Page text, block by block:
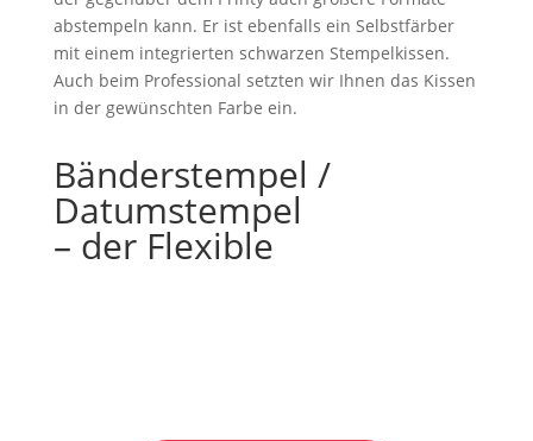
abstempeln kann. Er ist ebenfalls ein Selbstfärber
mit einem integrierten schwarzen Stempelkissen.
Auch beim Professional setzten wir Ihnen das Kissen
in der gewünschten Farbe ein.
Bänderstempel /
Datumstempel
– der Flexible